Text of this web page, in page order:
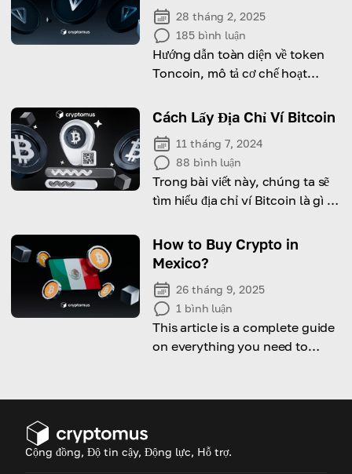
28 tháng 2, 2025
185 bình luận
Hướng dẫn toàn diện về token
Toncoin, mô tả cơ chế hoạt
sâu sắc với Telegram.
Cách Lấy Địa Chỉ Ví Bitcoin
11 tháng 7, 2024
88 bình luận
Trong bài viết này, chúng ta sẽ
tìm hiểu địa chỉ ví Bitcoin là gì và
chỉ ví.
How to Buy Crypto in
Mexico?
26 tháng 9, 2025
1 bình luận
This article is a complete guide
on everything you need to
Cộng đồng, Độ tin cậy, Động lực, Hỗ trợ.